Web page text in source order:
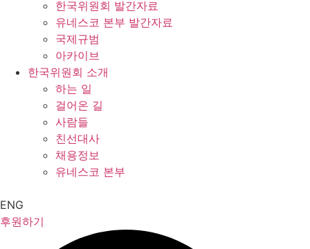
한국위원회 발간자료
유네스코 본부 발간자료
국제규범
아카이브
한국위원회 소개
하는 일
걸어온 길
사람들
친선대사
채용정보
유네스코 본부
ENG
후원하기